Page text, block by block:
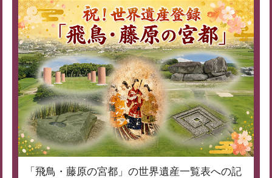
「飛鳥・藤原の宮都」の世界遺産一覧表への記